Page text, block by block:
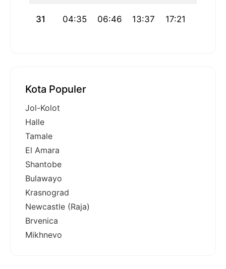
31 04:35 06:46 13:37 17:21
Kota Populer
Jol-Kolot
Halle
Tamale
El Amara
Shantobe
Bulawayo
Krasnograd
Newcastle (Raja)
Brvenica
Mikhnevo